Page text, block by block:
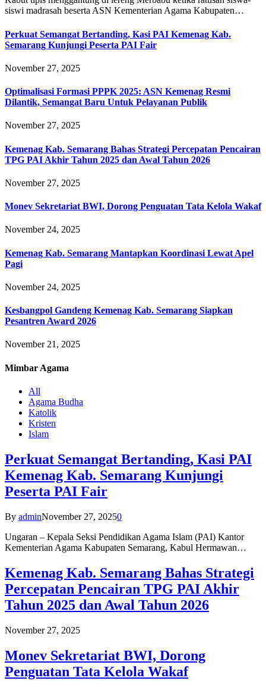
siswi madrasah beserta ASN Kementerian Agama Kabupaten…
Perkuat Semangat Bertanding, Kasi PAI Kemenag Kab.
Semarang Kunjungi Peserta PAI Fair
November 27, 2025
Optimalisasi Formasi PPPK 2025: ASN Kemenag Resmi
Dilantik, Semangat Baru Untuk Pelayanan Publik
November 27, 2025
Kemenag Kab. Semarang Bahas Strategi Percepatan Pencairan
TPG PAI Akhir Tahun 2025 dan Awal Tahun 2026
November 27, 2025
Monev Sekretariat BWI, Dorong Penguatan Tata Kelola Wakaf
November 24, 2025
Kemenag Kab. Semarang Mantapkan Koordinasi Lewat Apel
Pagi
November 24, 2025
Kesbangpol Gandeng Kemenag Kab. Semarang Siapkan
Pesantren Award 2026
November 21, 2025
Mimbar Agama
All
Agama Budha
Katolik
Kristen
Islam
Perkuat Semangat Bertanding, Kasi PAI
Kemenag Kab. Semarang Kunjungi
Peserta PAI Fair
By adminNovember 27, 20250
Ungaran – Kepala Seksi Pendidikan Agama Islam (PAI) Kantor
Kementerian Agama Kabupaten Semarang, Kabul Hermawan…
Kemenag Kab. Semarang Bahas Strategi
Percepatan Pencairan TPG PAI Akhir
Tahun 2025 dan Awal Tahun 2026
November 27, 2025
Monev Sekretariat BWI, Dorong
Penguatan Tata Kelola Wakaf